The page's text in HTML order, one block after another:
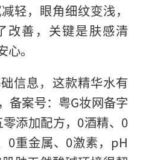
轻，眼角细纹变浅，
改善，关键是肤感清
。
信息，这款精华水有
备案号：粤G妆网备字
添加配方，0酒精、0
0重金属、0激素，pH